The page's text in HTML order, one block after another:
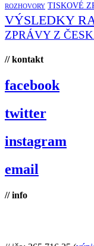
ROZHOVORY TISKOVÉ
VÝSLEDKY
ZPRÁVY Z
// kontakt
facebook
twitter
instagram
email
// info